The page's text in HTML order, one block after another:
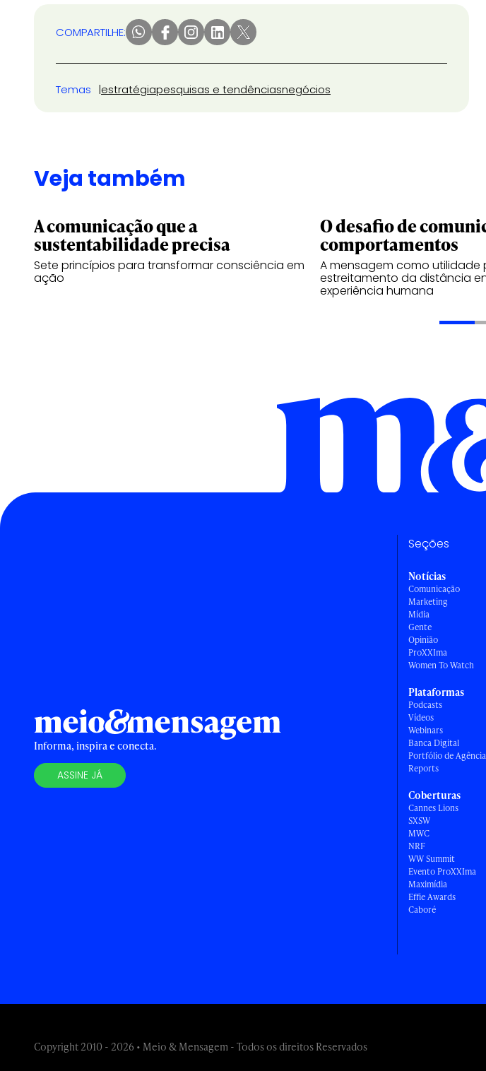
COMPARTILHE:
Temas estratégiapesquisas e tendênciasnegócios
Veja também
A comunicação que a
sustentabilidade precisa
Sete princípios para transformar consciência em
ação
O desafio de
comportamentos
A mensagem como
estreitamento da distância
experiência humana
Informa, inspira e conecta.
ASSINE JÁ
Seções
Notícias
Comunicação
Marketing
Mídia
Gente
Opinião
ProXXIma
Women To Watch
Plataformas
Podcasts
Vídeos
Webinars
Banca Digital
Portfólio de
Reports
Coberturas
Cannes Lions
SXSW
MWC
NRF
WW Summit
Evento ProXXIma
Maximídia
Effie Awards
Caboré
Copyright 2010 - 2026 • Meio & Mensagem - Todos os direitos Reservados